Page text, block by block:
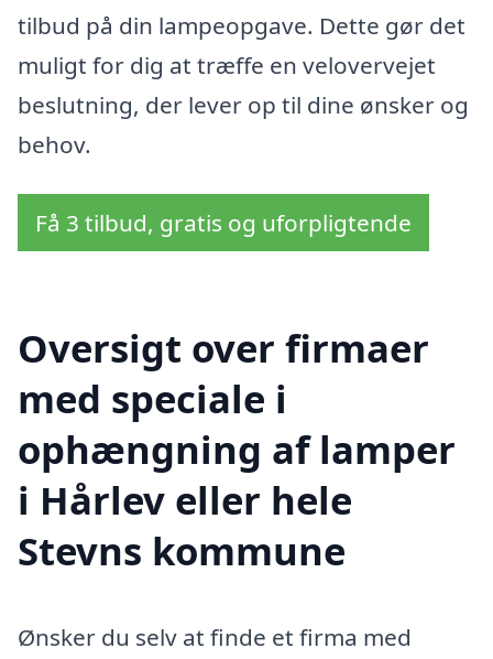
tilbud på din lampeopgave. Dette gør det
muligt for dig at træffe en velovervejet
beslutning, der lever op til dine ønsker og
behov.
Få 3 tilbud, gratis og uforpligtende
Oversigt over firmaer
med speciale i
ophængning af lamper
i Hårlev eller hele
Stevns kommune
Ønsker du selv at finde et firma med